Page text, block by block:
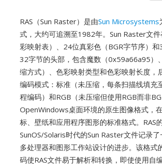
RAS（Sun Raster）是由Sun Microsystems
式，大约可追溯至1982年。Sun Raster文
彩映射表）、24位真彩色（BGR字节序）
32字节的头部，包含魔数（0x59a66a95）
缩方式）、色彩映射类型和色彩映射长度，
编码模式：标准（未压缩，每条扫描线填
程编码）和RGB（未压缩但使用RGB而非
OpenWindows桌面环境的原生图像格式，
标、壁纸和应用程序图形的标准格式。RAS
SunOS/Solaris时代的Sun Raster文件记录
多处理器和图形工作站设计的进步。该格
码使RAS文件易于解析和转换，即使使用自